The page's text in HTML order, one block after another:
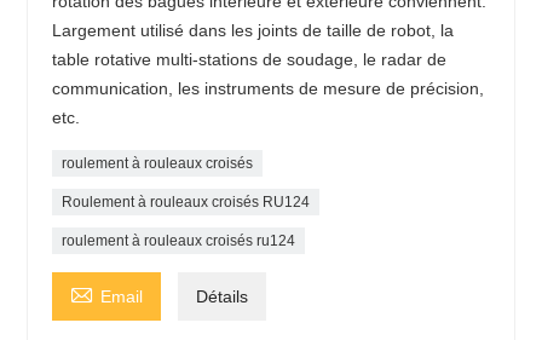
Largement utilisé dans les joints de taille de robot, la
table rotative multi-stations de soudage, le radar de
communication, les instruments de mesure de précision,
etc.
roulement à rouleaux croisés
Roulement à rouleaux croisés RU124
roulement à rouleaux croisés ru124
 Email Détails